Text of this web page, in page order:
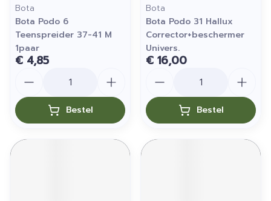
Bota
Bota Podo 6
Teenspreider 37-41 M
1paar
€ 4,85
Bestel
Bota
Bota Podo 31 Hallux
Corrector+beschermer
Univers.
€ 16,00
Bestel